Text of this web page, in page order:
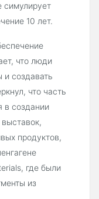
симулирует
10 лет.
что люди
и создавать
что часть
в создании
продуктов,
где были
из